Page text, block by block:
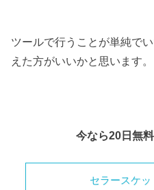
ツールで行うことが単純で
えた方がいいかと思います。
今なら20日無
セラースケ